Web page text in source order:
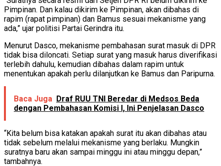
Pimpinan. Dan kalau dikirim ke Pimpinan, akan dibahas di
rapim (rapat pimpinan) dan Bamus sesuai mekanisme yang
ada,” ujar politisi Partai Gerindra itu.
Menurut Dasco, mekanisme pembahasan surat masuk di DPR
tidak bisa diloncati. Setiap surat yang masuk harus diverifikasi
terlebih dahulu, kemudian dibahas dalam rapim untuk
menentukan apakah perlu dilanjutkan ke Bamus dan Paripurna.
Baca Juga Draf RUU TNI Beredar di Medsos Beda
dengan Pembahasan Komisi I, Ini Penjelasan Dasco
“Kita belum bisa katakan apakah surat itu akan dibahas atau
tidak sebelum melalui mekanisme yang berlaku. Mungkin
suratnya baru akan sampai minggu ini atau minggu depan,”
tambahnya.